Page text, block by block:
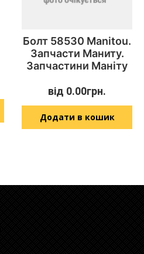
Болт 58530 Manitou.
Запчасти Маниту.
Запчастини Маніту
від 0.00грн.
Додати в кошик